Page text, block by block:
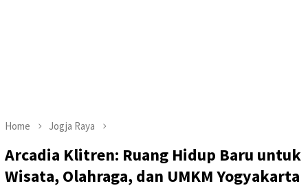
Home Jogja Raya
Arcadia Klitren: Ruang Hidup Baru untuk
Wisata, Olahraga, dan UMKM Yogyakarta